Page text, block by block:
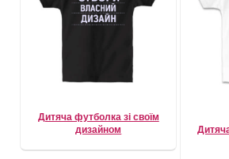
Дитяча футболка зі своїм
дизайном